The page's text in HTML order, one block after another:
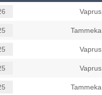
Vaprus
Tammeka
Vaprus
Vaprus
Tammeka